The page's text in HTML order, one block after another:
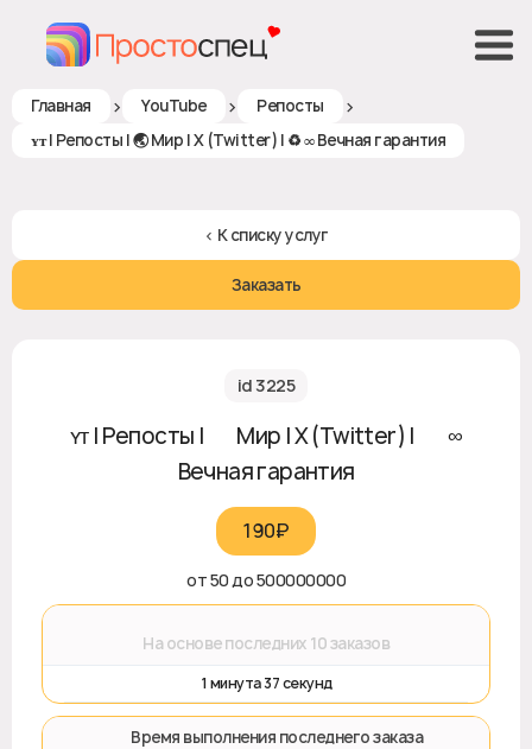
Главная > YouTube > Репосты >
ʏᴛ | Репосты | 🌏 Мир | X (Twitter) | ♻ ∞ Вечная гарантия
< К списку услуг
Заказать
id 3225
ʏᴛ | Репосты | 🌏 Мир | X (Twitter) | ♻ ∞
Вечная гарантия
190₽‎
от 50 до 500000000
На основе последних 10 заказов
1 минута 37 секунд
⏱️ Время выполнения последнего заказа